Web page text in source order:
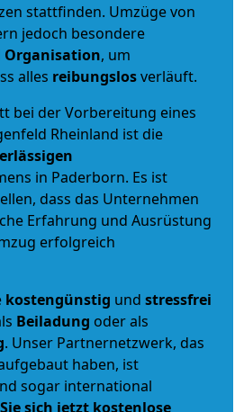
stattfinden. Umzüge von
jedoch besondere
Organisation, um
alles reibungslosverläuft.
bei der Vorbereitung eines
Rheinland ist die
in Paderborn. Es ist
dass das Unternehmen
Erfahrung und Ausrüstung
erfolgreich
kostengünstig und stressfrei
Beiladung oder als
. Unser Partnernetzwerk, das
haben, ist
sogar international
sich jetzt kostenlose